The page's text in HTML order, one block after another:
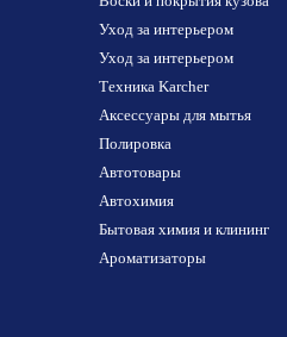
Уход за интерьером
Уход за интерьером
Техника Karcher
Аксессуары для мытья
Полировка
Автотовары
Автохимия
Бытовая химия и клининг
Ароматизаторы